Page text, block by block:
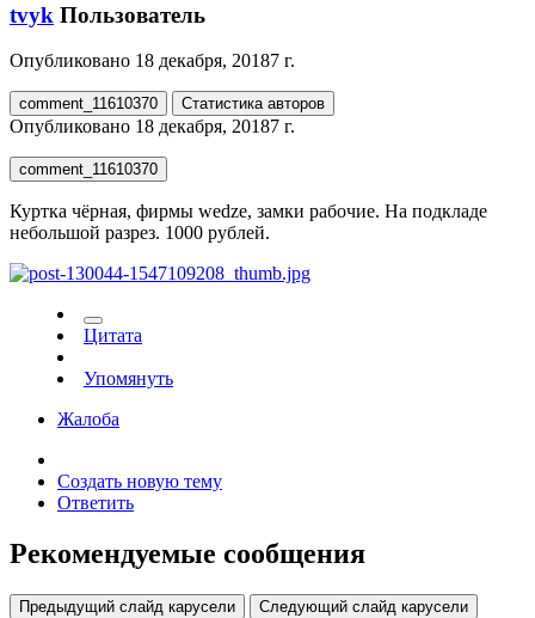
tvyk Пользователь
Опубликовано 18 декабря, 20187 г.
comment_11610370 Статистика авторов
Опубликовано 18 декабря, 20187 г.
comment_11610370
Куртка чёрная, фирмы wedze, замки рабочие. На подкладе
небольшой разрез. 1000 рублей.
Цитата
Упомянуть
Жалоба
Создать новую тему
Ответить
Рекомендуемые сообщения
Предыдущий слайд карусели Следующий слайд карусели